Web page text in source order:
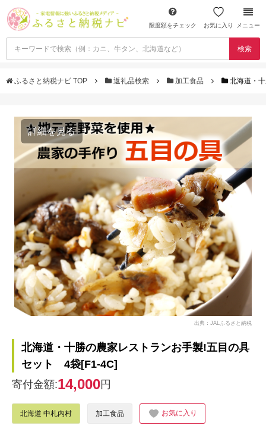
限度額をチェック お気に入り メニュー
検索
ふるさと納税ナビ TOP 返礼品検索 加工食品 北海道・
詳細を見る
出典：JALふるさと納税
北海道・十勝の農家レストランお手製!五目の具
セット 4袋[F1-4C]
寄付金額:14,000円
北海道 中札内村 加工食品 お気に入り